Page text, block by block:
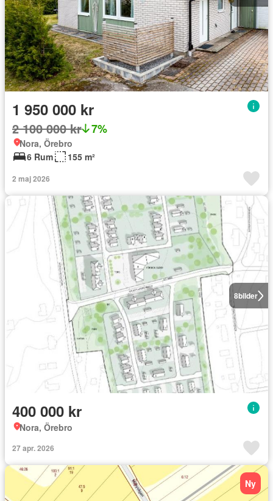
1 950 000 kr
2 100 000 kr 7%
Nora, Örebro
6 Rum
155 m²
2 maj 2026
8bilder
400 000 kr
Nora, Örebro
27 apr. 2026
Ny